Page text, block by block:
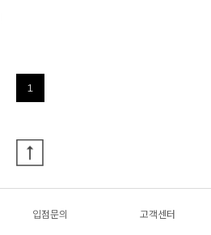
1
입점문의 고객센터